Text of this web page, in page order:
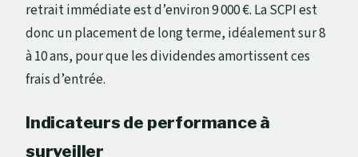
retrait immédiate est d’environ 9 000 €. La SCPI est
donc un placement de long terme, idéalement sur 8
à 10 ans, pour que les dividendes amortissent ces
frais d’entrée.
Indicateurs de performance à
surveiller